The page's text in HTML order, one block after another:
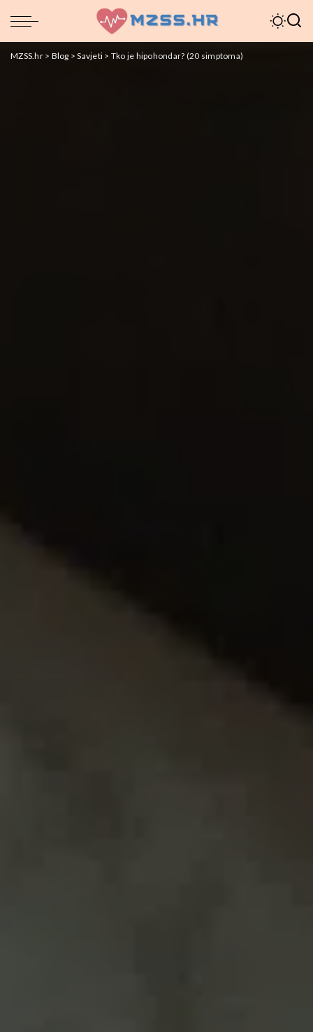
MZSS.hr> Blog >Savjeti > Tko je hipohondar? (20 simptoma)